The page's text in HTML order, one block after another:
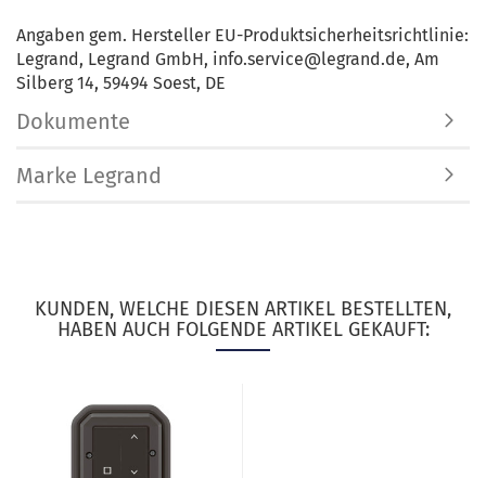
Angaben gem. Hersteller EU-Produktsicherheitsrichtlinie:
Legrand, Legrand GmbH, info.service@legrand.de, Am
Silberg 14, 59494 Soest, DE
Dokumente
Marke Legrand
KUNDEN, WELCHE DIESEN ARTIKEL BESTELLTEN,
HABEN AUCH FOLGENDE ARTIKEL GEKAUFT: